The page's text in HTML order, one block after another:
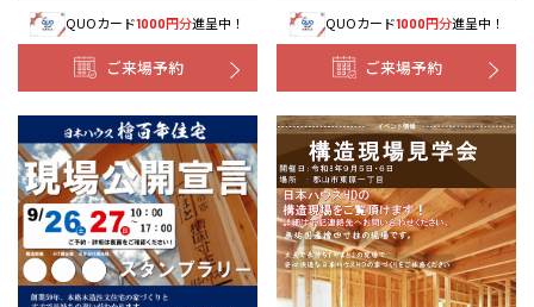
QUOカード1000円分進呈中！
ご来場予約
QUOカード1000円分進呈中！
ご来場予約